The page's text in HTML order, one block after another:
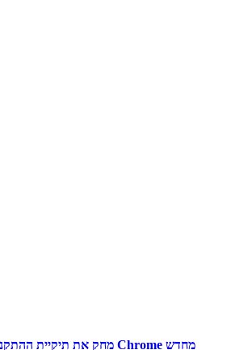
הסר את התקנת Chrome, מחק את תיקיית ההתקנה שלו והתקן את Chrome מחדש